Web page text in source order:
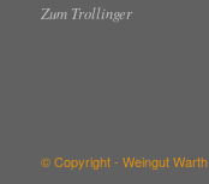
Zum Trollinger
© Copyright - Weingut Warth